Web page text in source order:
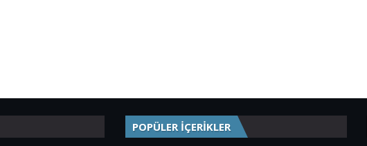
POPÜLER İÇERİKLER